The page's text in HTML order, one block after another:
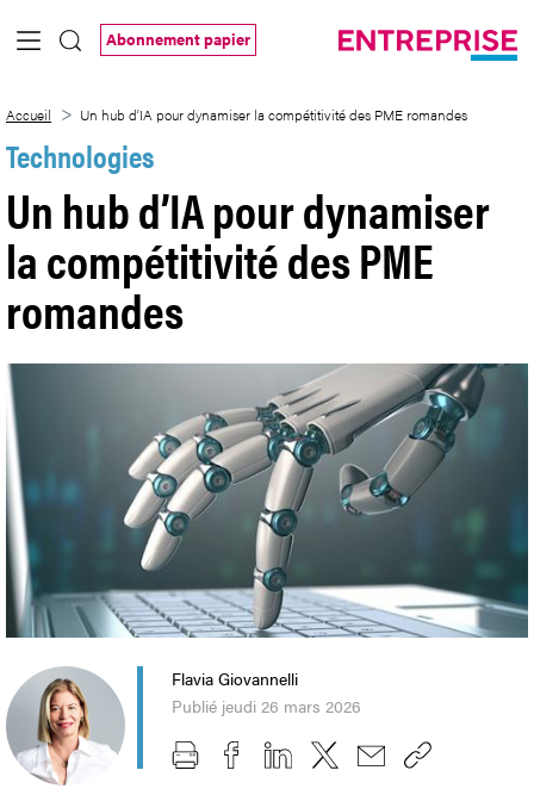
Saut au contenu principal
Abonnement papier
Accueil Un hub d’IA pour dynamiser la compétitivité des PME romandes
Technologies
Un hub d’IA pour dynamiser
la compétitivité des PME
romandes
Flavia Giovannelli
Publié jeudi 26 mars 2026